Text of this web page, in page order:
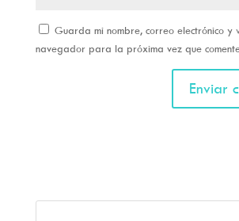
Guarda mi nombre, correo electrónico y
navegador para la próxima vez que